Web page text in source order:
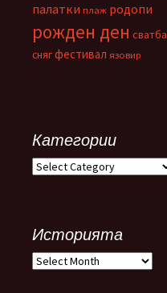
палатки плаж родопи
рожден ден сватба
снягфестивал язовир
Категории
Категории
Историята
Историята